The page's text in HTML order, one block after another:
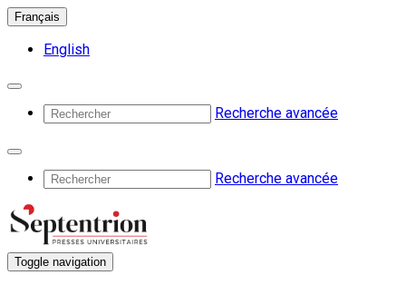
Français
English
Recherche avancée
Recherche avancée
Toggle navigation